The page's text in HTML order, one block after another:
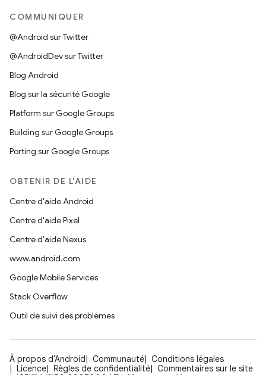
COMMUNIQUER
@Android sur Twitter
@AndroidDev sur Twitter
Blog Android
Blog sur la sécurité Google
Platform sur Google Groups
Building sur Google Groups
Porting sur Google Groups
OBTENIR DE L'AIDE
Centre d'aide Android
Centre d'aide Pixel
Centre d'aide Nexus
www.android.com
Google Mobile Services
Stack Overflow
Outil de suivi des problèmes
À propos d'Android Communauté
Conditions légales
Licence
Règles de confidentialité
Commentaires sur le site